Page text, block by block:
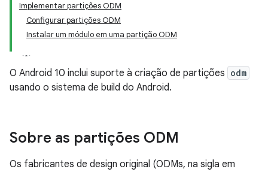
Implementar partições ODM
Configurar partições ODM
Instalar um módulo em uma partição ODM
O Android 10 inclui suporte à criação de partições odm
usando o sistema de build do Android.
Sobre as partições ODM
Os fabricantes de design original (ODMs, na sigla em